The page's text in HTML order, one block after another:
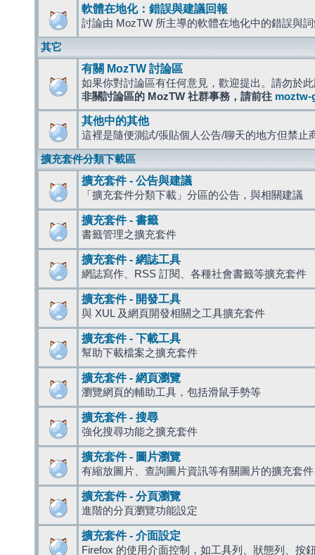
軟體在地化：錯誤與建議回報
討論由 MozTW 所主導的軟體在地化中的錯誤與
其它
有關 MozTW 討論區
如果你對討論區有任何意見，歡迎提出。請勿於
非關討論區的 MozTW 社群事務，請前往 moztw-
其他中的其他
這裡是隨便測試/張貼個人公告/聊天的地方但禁止
擴充套件分類下載區
擴充套件 - 公告與建議
「擴充套件分類下載」分區的公告，與相關建議
擴充套件 - 書籤
書籤管理之擴充套件
擴充套件 - 網誌工具
網誌寫作、RSS 訂閱、各種社會書籤等擴充套件
擴充套件 - 開發工具
與 XUL 及網頁開發相關之工具擴充套件
擴充套件 - 下載工具
幫助下載檔案之擴充套件
擴充套件 - 網頁瀏覽
瀏覽網頁的輔助工具，包括滑鼠手勢等
擴充套件 - 搜尋
強化搜尋功能之擴充套件
擴充套件 - 圖片瀏覽
有縮放圖片、查詢圖片資訊等有關圖片的擴充套件
擴充套件 - 分頁瀏覽
進階的分頁瀏覽功能設定
擴充套件 - 介面設定
Firefox 的使用介面控制，如工具列、狀態列、按